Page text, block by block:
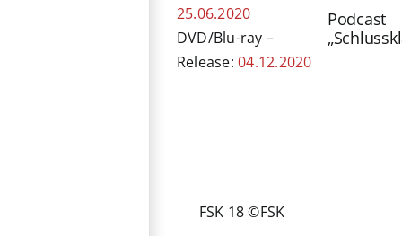
25.06.2020
DVD/Blu-ray –
Release:04.12.2020
FSK 18 ©FSK
Podcast